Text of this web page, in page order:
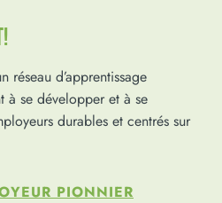
réseau d’apprentissage
à se développer et à se
durables et centrés sur
PIONNIER